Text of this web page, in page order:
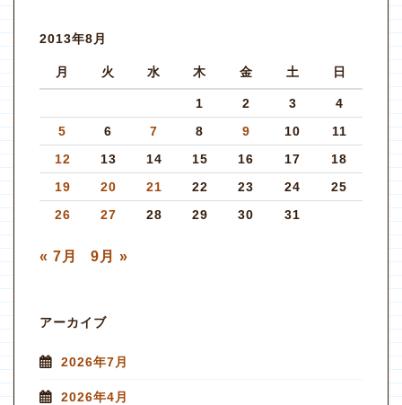
2013年8月
月 火 水 木 金 土 日
1 2 3
4
5
6 7 8 9 10
11
12
13 14 15 16 17
18
19
20 21 22 23 24
25
26
27 28 29 30 31
« 7月 9月 »
アーカイブ
2026年7月
2026年4月